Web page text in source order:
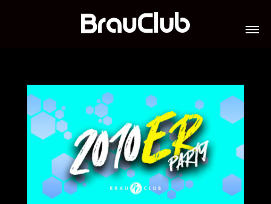
GALERIE
TEAM
VIP-LOUNGES
JOBS